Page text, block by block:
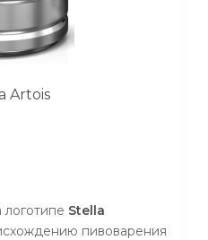
Artois
логотипе Stella
пивоварения